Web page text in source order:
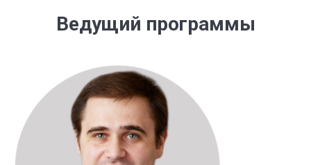
Ведущий программы